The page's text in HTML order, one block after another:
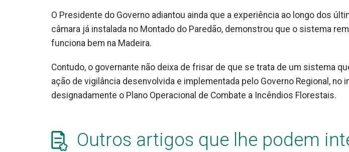
O Presidente do Governo adiantou ainda que a experiência ao longo dos
câmara já instalada no Montado do Paredão, demonstrou que o sistema
funciona bem na Madeira.
Contudo, o governante não deixa de frisar de que se trata de um sistema
ação de vigilância desenvolvida e implementada pelo Governo Regional, no
designadamente o Plano Operacional de Combate a Incêndios Florestais.
Outros artigos que lhe podem